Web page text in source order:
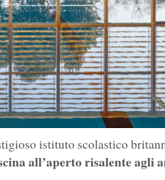
istituto scolastico
all’aperto risalente agli